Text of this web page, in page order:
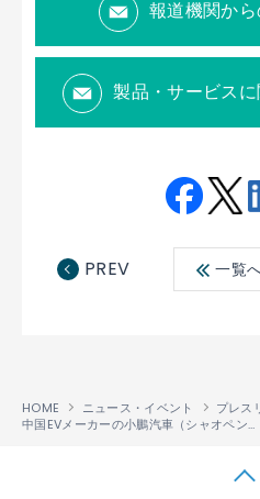
報道機関か
製品・サービス
ebo ter
PREV 一覧
HOME ニュース・イベント
プレス
中国EVメーカーの小鵬汽車（シャオペン）が、新型車の車載インフォテインメントに「ACCESS Twine™ for Car」を採用